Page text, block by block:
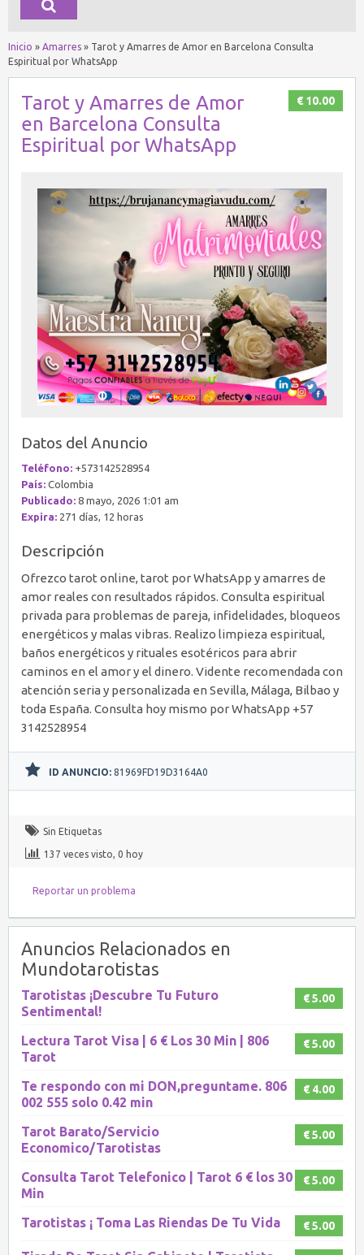
Inicio » Amarres » Tarot y Amarres de Amor en Barcelona Consulta
Espiritual por WhatsApp
€ 10.00
Tarot y Amarres de Amor
en Barcelona Consulta
Espiritual por WhatsApp
Datos del Anuncio
Teléfono: +573142528954
País: Colombia
Publicado: 8 mayo, 2026 1:01 am
Expira: 271 días, 12 horas
Descripción
Ofrezco tarot online, tarot por WhatsApp y amarres de
amor reales con resultados rápidos. Consulta espiritual
privada para problemas de pareja, infidelidades, bloqueos
energéticos y malas vibras. Realizo limpieza espiritual,
baños energéticos y rituales esotéricos para abrir
caminos en el amor y el dinero. Vidente recomendada con
atención seria y personalizada en Sevilla, Málaga, Bilbao y
toda España. Consulta hoy mismo por WhatsApp +57
3142528954
ID ANUNCIO: 81969FD19D3164A0
Sin Etiquetas
137 veces visto, 0 hoy
Reportar un problema
Anuncios Relacionados en
Mundotarotistas
€ 5.00
Tarotistas ¡Descubre Tu Futuro
Sentimental!
€ 5.00
Lectura Tarot Visa | 6 € Los 30 Min | 806
Tarot
€ 4.00
Te respondo con mi DON,preguntame. 806
002 555 solo 0.42 min
€ 5.00
Tarot Barato/Servicio
Economico/Tarotistas
€ 5.00
Consulta Tarot Telefonico | Tarot 6 € los 30
Min
€ 5.00
Tarotistas ¡ Toma Las Riendas De Tu Vida